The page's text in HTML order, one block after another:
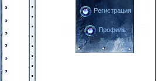
Регистрация
Профиль